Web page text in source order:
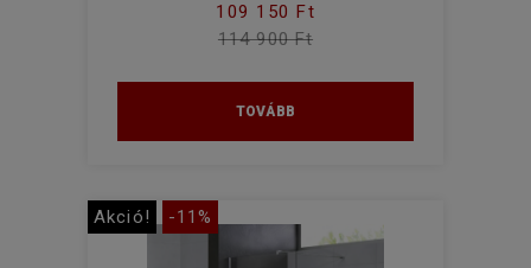
109 150 Ft
114 900 Ft
TOVÁBB
Akció! -11%